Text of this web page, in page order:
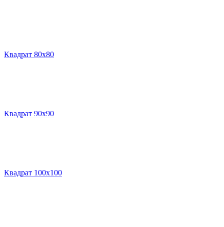
Квадрат 80х80
Квадрат 90х90
Квадрат 100х100